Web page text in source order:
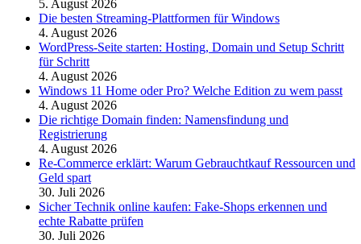
5. August 2026
Die besten Streaming-Plattformen für Windows
4. August 2026
WordPress-Seite starten: Hosting, Domain und Setup Schritt
für Schritt
4. August 2026
Windows 11 Home oder Pro? Welche Edition zu wem passt
4. August 2026
Die richtige Domain finden: Namensfindung und
Registrierung
4. August 2026
Re-Commerce erklärt: Warum Gebrauchtkauf Ressourcen und
Geld spart
30. Juli 2026
Sicher Technik online kaufen: Fake-Shops erkennen und
echte Rabatte prüfen
30. Juli 2026